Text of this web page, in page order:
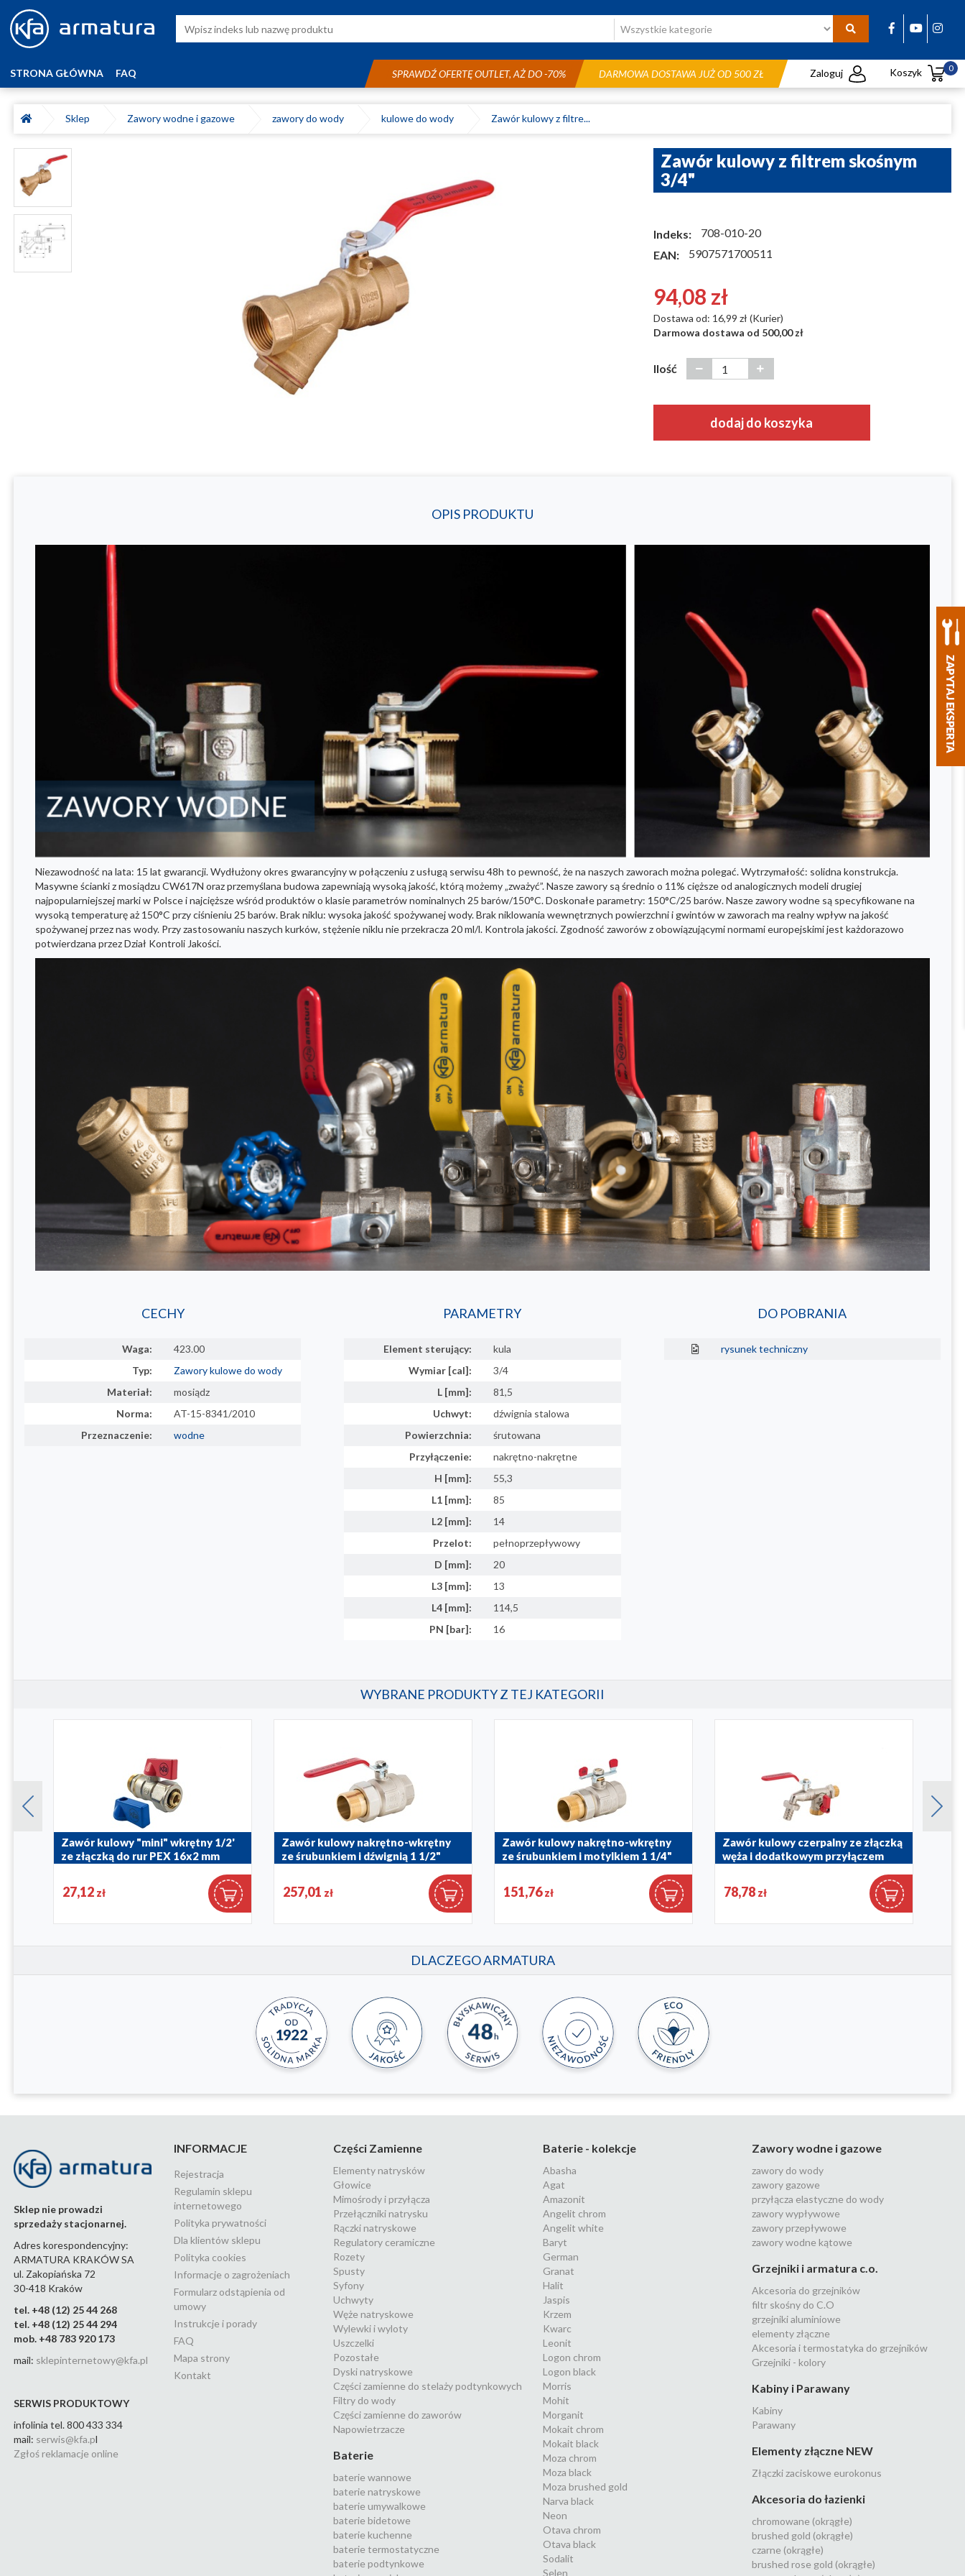
STRONA GŁÓWNA FAQ SPRAWDŹ OFERTĘ OUTLET, AŻ DO -70% DARMOWA DOSTAWA JUŻ OD 500 ZŁ Zaloguj Koszyk 0
Sklep Zawory wodne i gazowe zawory do wody kulowe do wody Zawór kulowy z filtre...
Zawór kulowy z filtrem skośnym
3/4"
Indeks:
708-010-20
EAN:
5907571700511
94,08 zł
Dostawa od: 16,99 zł (Kurier)
Darmowa dostawa od 500,00 zł
Ilość
dodaj do koszyka
OPIS PRODUKTU
Niezawodność na lata: 15 lat gwarancji. Wydłużony okres gwarancyjny w połączeniu z usługą serwisu 48h to pewność, że na naszych zaworach można polegać. Wytrzymałość: solidna konstrukcja.
Masywne ścianki z mosiądzu CW617N oraz przemyślana budowa zapewniają wysoką jakość, którą możemy „zważyć”. Nasze zawory są średnio o 11% cięższe od analogicznych modeli drugiej
najpopularniejszej marki w Polsce i najcięższe wśród produktów o klasie parametrów nominalnych 25 barów/150°C. Doskonałe parametry: 150°C/25 barów. Nasze zawory wodne są specyfikowane na
wysoką temperaturę aż 150°C przy ciśnieniu 25 barów. Brak niklu: wysoka jakość spożywanej wody. Brak niklowania wewnętrznych powierzchni i gwintów w zaworach ma realny wpływ na jakość
spożywanej przez nas wody. Przy zastosowaniu naszych kurków, stężenie niklu nie przekracza 20 ml/l. Kontrola jakości. Zgodność zaworów z obowiązującymi normami europejskimi jest każdorazowo
potwierdzana przez Dział Kontroli Jakości.
CECHY
Waga:
423.00
Typ:
Zawory kulowe do wody
Materiał:
mosiądz
Norma:
AT-15-8341/2010
Przeznaczenie:
wodne
PARAMETRY
Element sterujący:
kula
Wymiar [cal]:
3/4
L [mm]:
81,5
Uchwyt:
dźwignia stalowa
Powierzchnia:
śrutowana
Przyłączenie:
nakrętno-nakrętne
H [mm]:
55,3
L1 [mm]:
85
L2 [mm]:
14
Przelot:
pełnoprzepływowy
D [mm]:
20
L3 [mm]:
13
L4 [mm]:
114,5
PN [bar]:
16
DO POBRANIA
rysunek techniczny
WYBRANE PRODUKTY Z TEJ KATEGORII
Zawór kulowy "mini" wkrętny 1/2'
ze złączką do rur PEX 16x2 mm
27,12 zł
Zawór kulowy nakrętno-wkrętny
ze śrubunkiem i dźwignią 1 1/2"
257,01 zł
Zawór kulowy nakrętno-wkrętny
ze śrubunkiem i motylkiem 1 1/4"
151,76zł
Zawór kulowy czerpalny ze złączką
węża i dodatkowym przyłączem
78,78 zł
DLACZEGO ARMATURA
Sklep nie prowadzi
sprzedaży stacjonarnej.
Adres korespondencyjny:
ARMATURA KRAKÓW SA
ul. Zakopiańska 72
30-418 Kraków
tel. +48 (12) 25 44 268
tel. +48 (12) 25 44 294
mob. +48 783 920 173
mail: sklepinternetowy@kfa.pl
SERWIS PRODUKTOWY
infolinia tel. 800 433 334
mail: serwis@kfa.pl
Zgłoś reklamacje online
INFORMACJE
Rejestracja
Regulamin sklepu
internetowego
Polityka prywatności
Dla klientów sklepu
Polityka cookies
Informacje o zagrożeniach
Formularz odstąpienia od
umowy
Instrukcje i porady
FAQ
Mapa strony
Kontakt
Części Zamienne
Elementy natrysków
Głowice
Mimośrody i przyłącza
Przełączniki natrysku
Rączki natryskowe
Regulatory ceramiczne
Rozety
Spusty
Syfony
Uchwyty
Węże natryskowe
Wylewki i wyloty
Uszczelki
Pozostałe
Dyski natryskowe
Części zamienne do stelaży podtynkowych
Filtry do wody
Części zamienne do zaworów
Napowietrzacze
Baterie
baterie wannowe
baterie natryskowe
baterie umywalkowe
baterie bidetowe
baterie kuchenne
baterie termostatyczne
baterie podtynkowe
Baterie - kolekcje
Abasha
Agat
Amazonit
Angelit chrom
Angelit white
Baryt
German
Granat
Halit
Jaspis
Krzem
Kwarc
Leonit
Logon chrom
Logon black
Morris
Mohit
Morganit
Mokait chrom
Mokait black
Moza chrom
Moza black
Moza brushed gold
Narva black
Neon
Otava chrom
Otava black
Sodalit
Selen
Zawory wodne i gazowe
zawory do wody
zawory gazowe
przyłącza elastyczne do wody
zawory wypływowe
zawory przepływowe
zawory wodne kątowe
Grzejniki i armatura c.o.
Akcesoria do grzejników
filtr skośny do C.O
grzejniki aluminiowe
elementy złączne
Akcesoria i termostatyka do grzejników
Grzejniki - kolory
Kabiny i Parawany
Kabiny
Parawany
Elementy złączne NEW
Złączki zaciskowe eurokonus
Akcesoria do łazienki
chromowane (okrągłe)
brushed gold (okrągłe)
czarne (okrągłe)
brushed rose gold (okrągłe)